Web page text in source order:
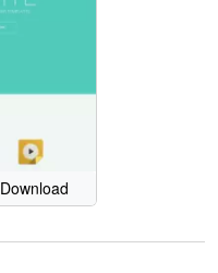
Download